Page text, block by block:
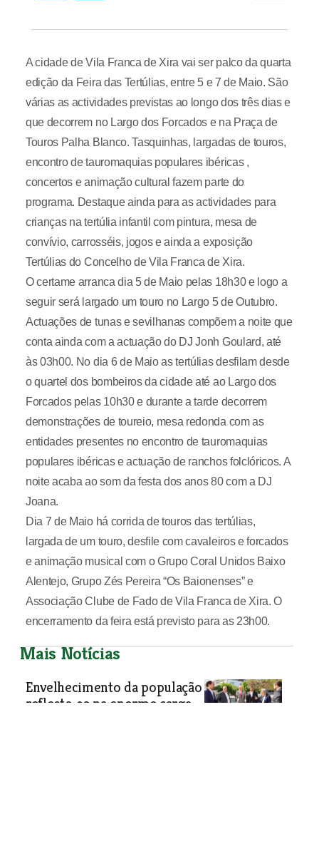
A cidade de Vila Franca de Xira vai ser palco da quarta
edição da Feira das Tertúlias, entre 5 e 7 de Maio. São
várias as actividades previstas ao longo dos três dias e
que decorrem no Largo dos Forcados e na Praça de
Touros Palha Blanco. Tasquinhas, largadas de touros,
encontro de tauromaquias populares ibéricas ,
concertos e animação cultural fazem parte do
programa. Destaque ainda para as actividades para
crianças na tertúlia infantil com pintura, mesa de
convívio, carrosséis, jogos e ainda a exposição
Tertúlias do Concelho de Vila Franca de Xira.
O certame arranca dia 5 de Maio pelas 18h30 e logo a
seguir será largado um touro no Largo 5 de Outubro.
Actuações de tunas e sevilhanas compõem a noite que
conta ainda com a actuação do DJ Jonh Goulard, até
às 03h00. No dia 6 de Maio as tertúlias desfilam desde
o quartel dos bombeiros da cidade até ao Largo dos
Forcados pelas 10h30 e durante a tarde decorrem
demonstrações de toureio, mesa redonda com as
entidades presentes no encontro de tauromaquias
populares ibéricas e actuação de ranchos folclóricos. A
noite acaba ao som da festa dos anos 80 com a DJ
Joana.
Dia 7 de Maio há corrida de touros das tertúlias,
largada de um touro, desfile com cavaleiros e forcados
e animação musical com o Grupo Coral Unidos Baixo
Alentejo, Grupo Zés Pereira “Os Baionenses” e
Associação Clube de Fado de Vila Franca de Xira. O
encerramento da feira está previsto para as 23h00.
Mais Notícias
Envelhecimento da população
reflecte-se na enorme carga